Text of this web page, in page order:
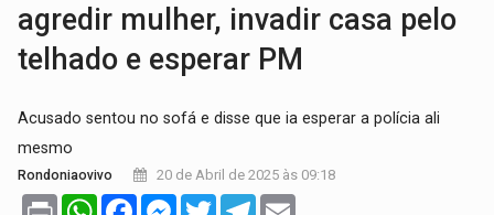
agredir mulher, invadir casa pelo
telhado e esperar PM
Acusado sentou no sofá e disse que ia esperar a polícia ali
mesmo
Rondoniaovivo 20 de Abril de 2025 às 09:18
Print WhatsAppFacebookMessenger
TwitterTelegram